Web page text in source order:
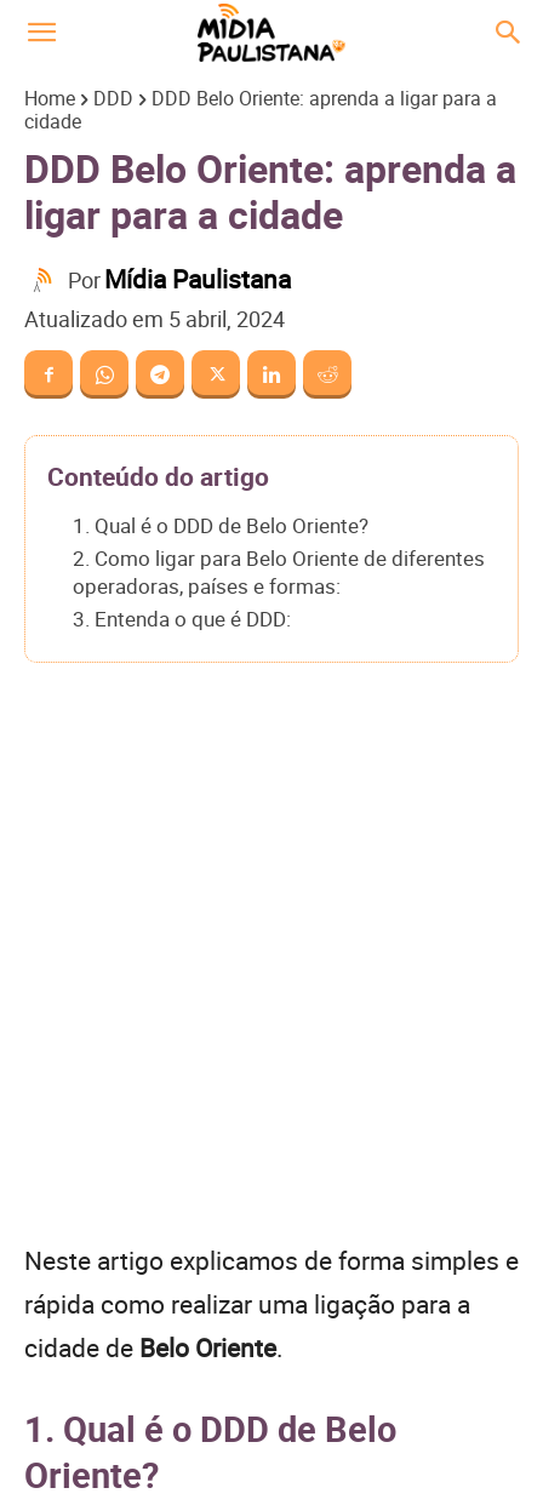
Home DDD
DDD Belo Oriente: aprenda a ligar para a
cidade
DDD Belo Oriente: aprenda a
ligar para a cidade
PorMídia Paulistana
Atualizado em 5 abril, 2024
Conteúdo do artigo
1. Qual é o DDD de Belo Oriente?
2. Como ligar para Belo Oriente de diferentes
operadoras, países e formas:
3. Entenda o que é DDD:
Neste artigo explicamos de forma simples e
rápida como realizar uma ligação para a
cidade de Belo Oriente.
1. Qual é o DDD de Belo
Oriente?